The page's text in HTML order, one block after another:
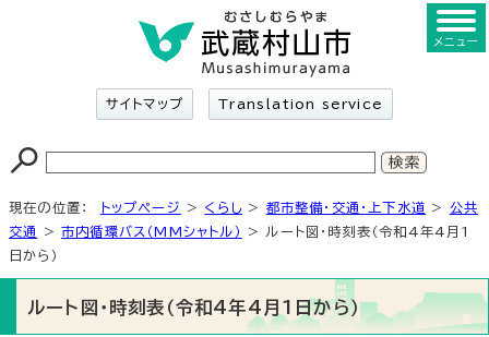
サイトマップ Translation service
メニュー
現在の位置： トップページ > くらし > 都市整備・交通・上下水道 > 公共
交通
>市内循環バス（MMシャトル）
> ルート図・時刻表（令和4年4月1
日から）
ルート図・時刻表（令和4年4月1日から）